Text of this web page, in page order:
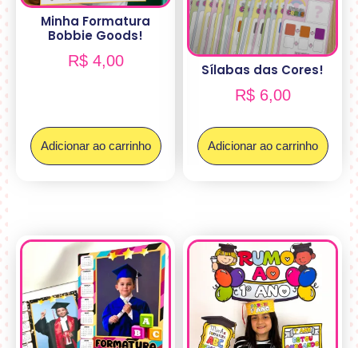
Minha Formatura
Bobbie Goods!
R$4,00
Adicionar ao carrinho
Sílabas das Cores!
R$6,00
Adicionar ao carrinho